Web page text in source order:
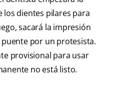
los dientes pilares para
sacará la impresión
por un protesista.
provisional para usar
no está listo.